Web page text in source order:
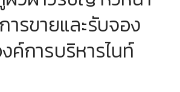
ารขายและรับจอง
ค์การบริหารไนท์